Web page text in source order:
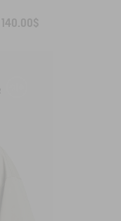
140.00$